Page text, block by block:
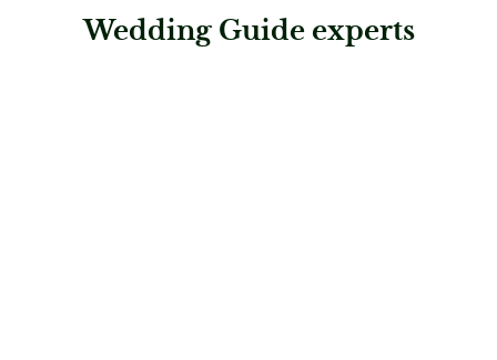
Wedding Guide experts